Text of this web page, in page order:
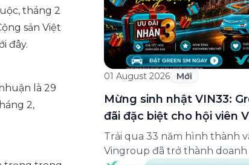
tháng 2
sản Việt
đây.
là 29
2,
01 August 2026 Mới
Mừng sinh nhật VIN33:
đãi đặc biệt cho hội viên
Trải qua 33 năm hình thành
Vingroup đã trở thành